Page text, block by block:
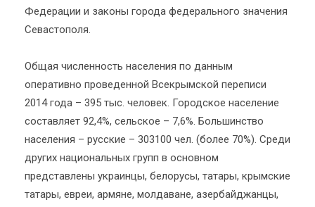
Федерации и законы города федерального значения
Севастополя.
Общая численность населения по данным
оперативно проведенной Всекрымской переписи
2014 года – 395 тыс. человек. Городское население
составляет 92,4%, сельское – 7,6%. Большинство
населения – русские – 303100 чел. (более 70%). Среди
других национальных групп в основном
представлены украинцы, белорусы, татары, крымские
татары, евреи, армяне, молдаване, азербайджанцы,